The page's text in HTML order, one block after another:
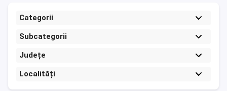
Categorii
Subcategorii
Județe
Localități